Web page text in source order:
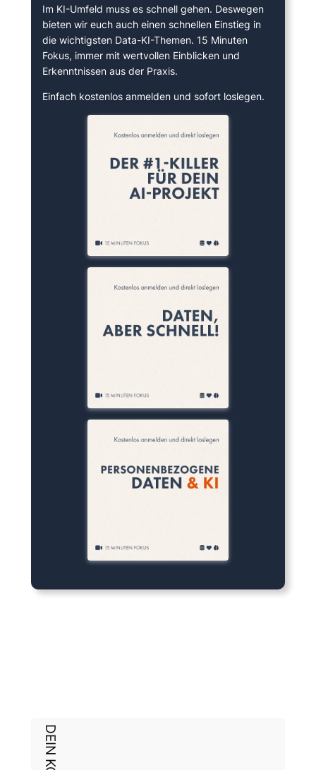
Im KI-Umfeld muss es schnell gehen. Deswegen
bieten wir euch auch einen schnellen Einstieg in
die wichtigsten Data-KI-Themen. 15 Minuten
Fokus, immer mit wertvollen Einblicken und
Erkenntnissen aus der Praxis.
Einfach kostenlos anmelden und sofort loslegen.